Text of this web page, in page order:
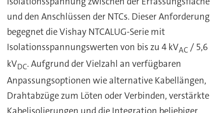
und den Anschlüssen der NTCs. Dieser Anforderung
begegnet die Vishay NTCALUG-Serie mit
Isolationsspannungswerten von bis zu 4 kVAC/ 5,6
kVDC. Aufgrund der Vielzahl an verfügbaren
Anpassungsoptionen wie alternative Kabellängen,
Drahtabzüge zum Löten oder Verbinden, verstärkte